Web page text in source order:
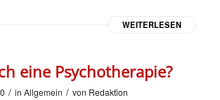
WEITERLESEN
eine Psychotherapie?
/ in Allgemein / von Redaktion